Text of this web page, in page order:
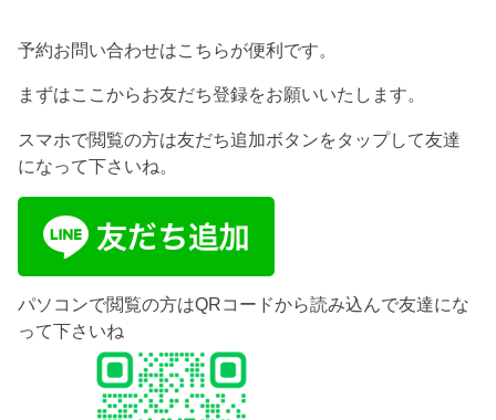
予約お問い合わせはこちらが便利です。
まずはここからお友だち登録をお願いいたします。
スマホで閲覧の方は友だち追加ボタンをタップして友達
になって下さいね。
パソコンで閲覧の方はQRコードから読み込んで友達にな
って下さいね